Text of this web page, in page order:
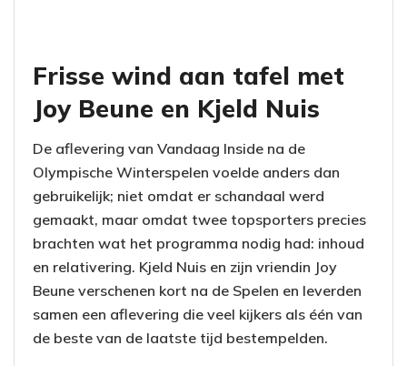
Frisse wind aan tafel met
Joy Beune en Kjeld Nuis
De aflevering van Vandaag Inside na de
Olympische Winterspelen voelde anders dan
gebruikelijk; niet omdat er schandaal werd
gemaakt, maar omdat twee topsporters precies
brachten wat het programma nodig had: inhoud
en relativering. Kjeld Nuis en zijn vriendin Joy
Beune verschenen kort na de Spelen en leverden
samen een aflevering die veel kijkers als één van
de beste van de laatste tijd bestempelden.